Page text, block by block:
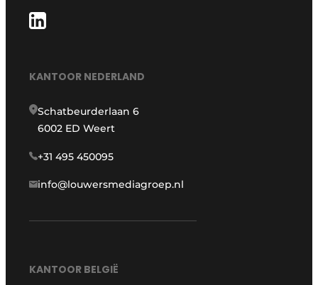
KANTOOR NEDERLAND
Schatbeurderlaan 6
6002 ED Weert
+31 495 450095
info@louwersmediagroep.nl
KANTOOR BELGIË